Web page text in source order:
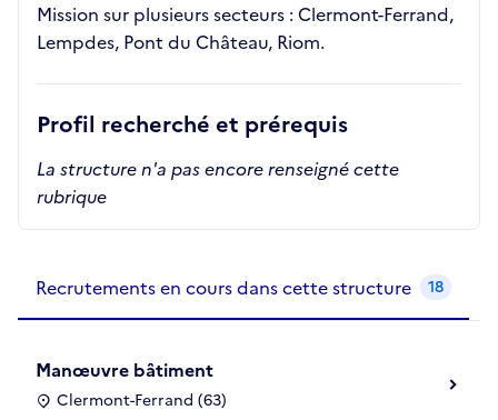
Mission sur plusieurs secteurs : Clermont-Ferrand,
Lempdes, Pont du Château, Riom.
Profil recherché et prérequis
La structure n'a pas encore renseigné cette
rubrique
Recrutements en cours dans cette structure 18
Manœuvre bâtiment
Clermont-Ferrand (63)